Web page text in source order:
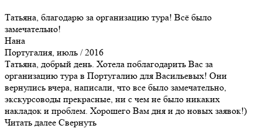
Татьяна, благодарю за организацию тура! Всё было
замечательно!
Нана
Португалия, июль / 2016
Татьяна, добрый день. Хотела поблагодарить Вас за
организацию тура в Португалию для Васильевых! Они
вернулись вчера, написали, что все было замечательно,
экскурсоводы прекрасные, ни с чем не было никаких
накладок и проблем. Хорошего Вам дня и до новых заявок!)
Читать далее Свернуть